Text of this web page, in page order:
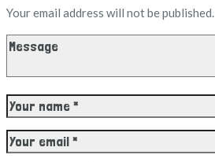
Your email address will not be published.